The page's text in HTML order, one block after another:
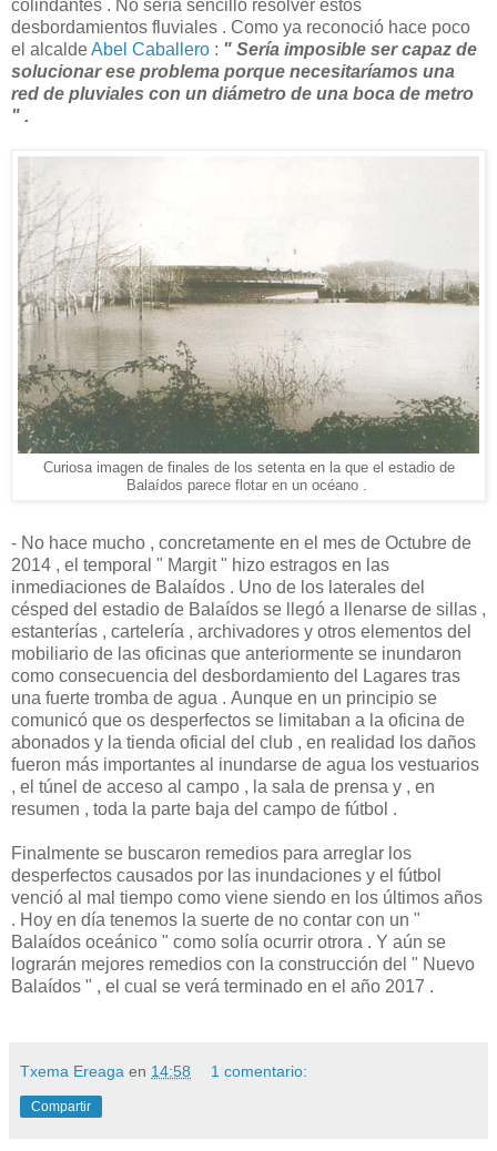
colindantes . No sería sencillo resolver estos
desbordamientos fluviales . Como ya reconoció hace poco
el alcaldeAbel Caballero : " Sería imposible ser capaz de
solucionar ese problema porque necesitaríamos una
red de pluviales con un diámetro de una boca de metro
" .
Curiosa imagen de finales de los setenta en la que el estadio de
Balaídos parece flotar en un océano .
- No hace mucho , concretamente en el mes de Octubre de
2014 , el temporal " Margit " hizo estragos en las
inmediaciones de Balaídos . Uno de los laterales del
césped del estadio de Balaídos se llegó a llenarse de sillas ,
estanterías , cartelería , archivadores y otros elementos del
mobiliario de las oficinas que anteriormente se inundaron
como consecuencia del desbordamiento del Lagares tras
una fuerte tromba de agua . Aunque en un principio se
comunicó que os desperfectos se limitaban a la oficina de
abonados y la tienda oficial del club , en realidad los daños
fueron más importantes al inundarse de agua los vestuarios
, el túnel de acceso al campo , la sala de prensa y , en
resumen , toda la parte baja del campo de fútbol .
Finalmente se buscaron remedios para arreglar los
desperfectos causados por las inundaciones y el fútbol
venció al mal tiempo como viene siendo en los últimos años
. Hoy en día tenemos la suerte de no contar con un "
Balaídos oceánico " como solía ocurrir otrora . Y aún se
lograrán mejores remedios con la construcción del " Nuevo
Balaídos " , el cual se verá terminado en el año 2017 .
Txema Ereaga en 14:58 1 comentario:
Compartir